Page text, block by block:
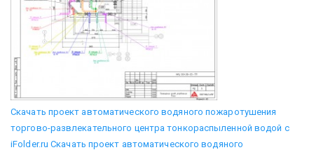
Скачать проект автоматического водяного пожаротушения
торгово-развлекательного центра тонкораспыленной водой с
iFolder.ru Скачать проект автоматического водяного